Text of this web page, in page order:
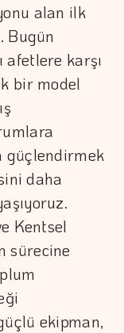
alan ilk
Bugün
afetlere karşı
bir model
güçlendirmek
daha
Kentsel
sürecine
ekipman,